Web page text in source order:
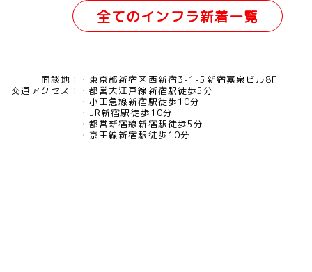
全てのインフラ新着一覧
面談地：
東京都新宿区西新宿3-1-5新宿嘉泉ビル8F
交通アクセス：
都営大江戸線新宿駅徒歩5分
小田急線新宿駅徒歩10分
JR新宿駅徒歩10分
都営新宿線新宿駅徒歩5分
京王線新宿駅徒歩10分